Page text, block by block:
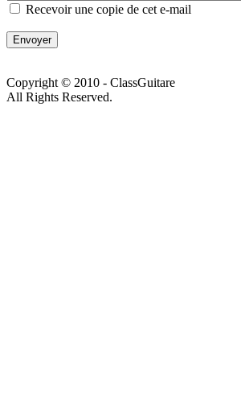
Recevoir une copie de cet e-mail
Envoyer
Copyright © 2010 - ClassGuitare
All Rights Reserved.